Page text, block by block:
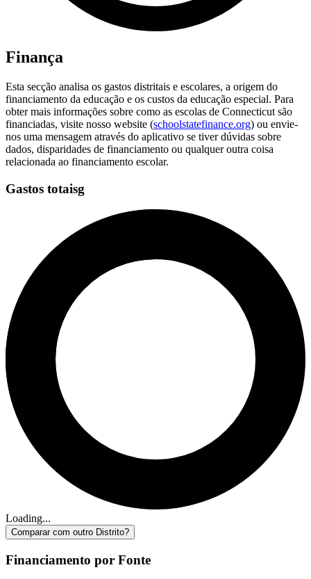
Finança
Esta secção analisa os gastos distritais e escolares, a origem do
financiamento da educação e os custos da educação especial. Para
obter mais informações sobre como as escolas de Connecticut são
financiadas, visite nosso website (schoolstatefinance.org) ou envie-
nos uma mensagem através do aplicativo se tiver dúvidas sobre
dados, disparidades de financiamento ou qualquer outra coisa
relacionada ao financiamento escolar.
Gastos totaisg
Loading...
Comparar com outro Distrito?
Financiamento por Fonte